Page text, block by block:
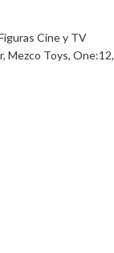
Cine y TV
, Mezco Toys, One:12,